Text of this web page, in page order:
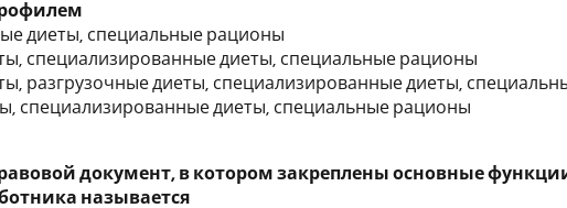
диеты, специальные рационы
специализированные диеты, специальные рационы
разгрузочные диеты, специализированные диеты,
специализированные диеты, специальные рационы
документ, в котором закреплены основные
называется